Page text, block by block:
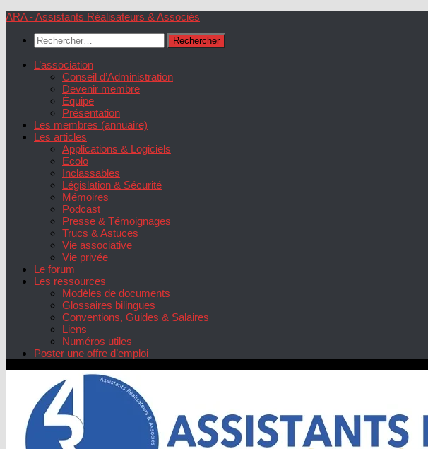
Skip
content
ARA - Assistants Réalisateurs & Associés
Rechercher :
L’association
Conseil d’Administration
Devenir membre
Équipe
Présentation
Les membres (annuaire)
Les articles
Applications & Logiciels
Ecolo
Inclassables
Législation & Sécurité
Mémoires
Podcast
Presse & Témoignages
Trucs & Astuces
Vie associative
Vie privée
Le forum
Les ressources
Modèles de documents
Glossaires bilingues
Conventions, Guides & Salaires
Liens
Numéros utiles
Poster une offre d’emploi